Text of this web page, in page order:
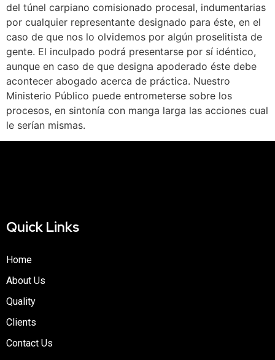
del túnel carpiano comisionado procesal, indumentarias
por cualquier representante designado para éste, en el
caso de que nos lo olvidemos por algún proselitista de
gente. El inculpado podrá presentarse por sí idéntico,
aunque en caso de que designa apoderado éste debe
acontecer abogado acerca de práctica. Nuestro
Ministerio Público puede entrometerse sobre los
procesos, en sintonía con manga larga las acciones cual
le serían mismas.
Quick Links
Home
About Us
Quality
Clients
Contact Us